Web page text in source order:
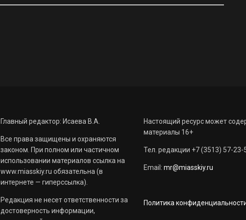
Главный редактор: Исаева В.А.
Все права защищены и охраняются
законом. При полном или частичном
использовании материалов ссылка на
www.miasskiy.ru обязательна (в
интернете — гиперссылка).
Редакция не несет ответственности за
достоверность информации,
Настоящий ресурс может
материалы 16+
Тел. редакции +7 (3513) 57-23-
Email: mr@miasskiy.ru
Политика